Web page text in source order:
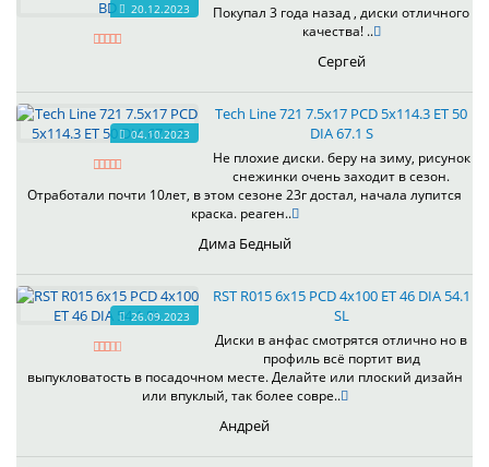
20.12.2023
Покупал 3 года назад , диски отличного
качества! ..
Сергей
04.10.2023
Tech Line 721 7.5x17 PCD 5x114.3 ET 50
DIA 67.1 S
Не плохие диски. беру на зиму, рисунок
снежинки очень заходит в сезон.
Отработали почти 10лет, в этом сезоне 23г достал, начала лупится
краска. реаген..
Дима Бедный
26.09.2023
RST R015 6x15 PCD 4x100 ET 46 DIA 54.1
SL
Диски в анфас смотрятся отлично но в
профиль всё портит вид
выпукловатость в посадочном месте. Делайте или плоский дизайн
или впуклый, так более совре..
Андрей